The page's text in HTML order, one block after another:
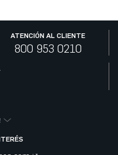
ATENCIÓN AL CLIENTE
800 953 0210